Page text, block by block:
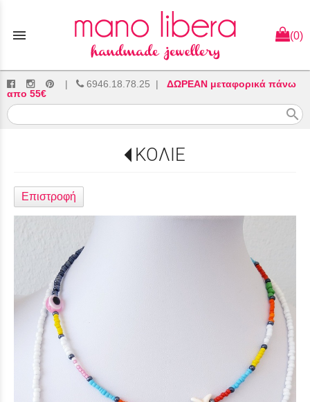
menu (0)
| 6946.18.78.25 | ΔΩΡΕΑΝ μεταφορικά πάνω
απο 55€
search
ΚΟΛΙΕ
Επιστροφή